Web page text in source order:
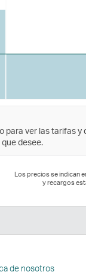
para ver las tarifas y
desee.
Los precios se indican
y recargos
de nosotros